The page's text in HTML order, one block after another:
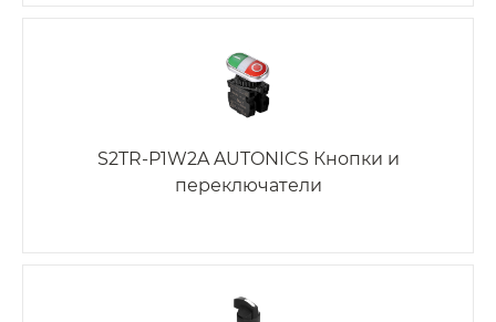
S2TR-P1W2A AUTONICS Кнопки и
переключатели